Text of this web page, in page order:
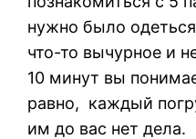
нужно было
что-то вычурное и
10 минут вы
равно, каждый
им до вас нет дела.